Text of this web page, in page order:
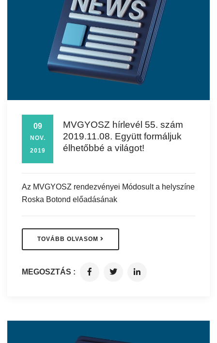
09
NOV.
2019
MVGYOSZ hírlevél 55. szám
2019.11.08. Együtt formáljuk
élhetőbbé a világot!
Az MVGYOSZ rendezvényei Módosult a helyszíne
Roska Botond előadásának
TOVÁBB OLVASOM
MEGOSZTÁS :